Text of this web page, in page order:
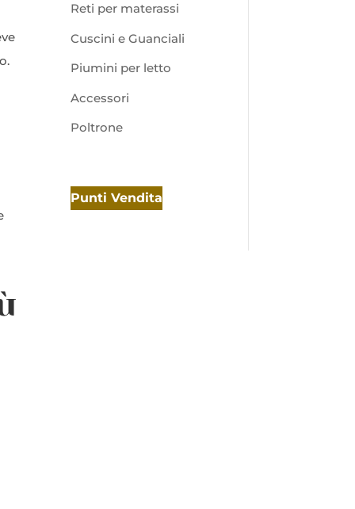
Reti per materassi
Cuscini e Guanciali
Piumini per letto
Accessori
Poltrone
Punti Vendita